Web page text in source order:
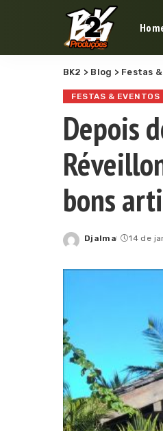
BK2 > Blog > Festas
FESTAS & EVENTOS
Depois
bons
Posted
Djalma 14 de